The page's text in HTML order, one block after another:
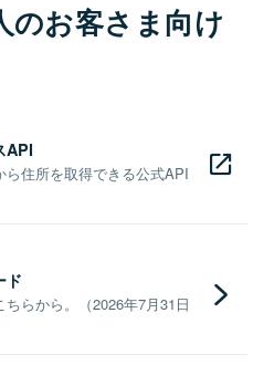
のお客さま向け
API
住所を取得できる公式API
ド
らから。（2026年7月31日